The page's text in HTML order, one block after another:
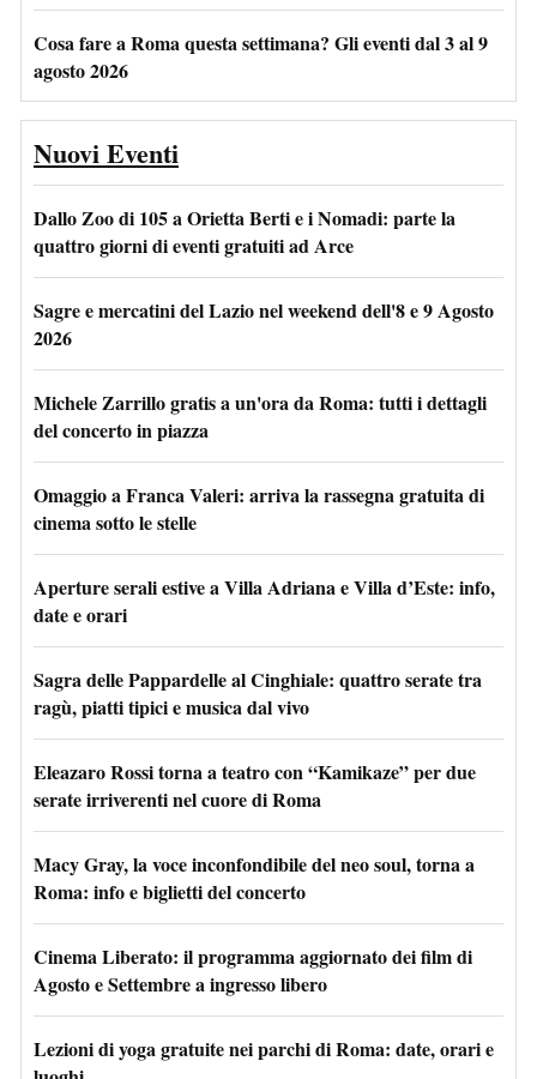
Cosa fare a Roma questa settimana? Gli eventi dal 3 al 9
agosto 2026
Nuovi Eventi
Dallo Zoo di 105 a Orietta Berti e i Nomadi: parte la
quattro giorni di eventi gratuiti ad Arce
Sagre e mercatini del Lazio nel weekend dell'8 e 9 Agosto
2026
Michele Zarrillo gratis a un'ora da Roma: tutti i dettagli
del concerto in piazza
Omaggio a Franca Valeri: arriva la rassegna gratuita di
cinema sotto le stelle
Aperture serali estive a Villa Adriana e Villa d’Este: info,
date e orari
Sagra delle Pappardelle al Cinghiale: quattro serate tra
ragù, piatti tipici e musica dal vivo
Eleazaro Rossi torna a teatro con “Kamikaze” per due
serate irriverenti nel cuore di Roma
Macy Gray, la voce inconfondibile del neo soul, torna a
Roma: info e biglietti del concerto
Cinema Liberato: il programma aggiornato dei film di
Agosto e Settembre a ingresso libero
Lezioni di yoga gratuite nei parchi di Roma: date, orari e